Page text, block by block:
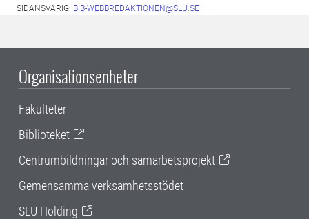
SIDANSVARIG: BIB-WEBBREDAKTIONEN@SLU.SE
Organisationsenheter
Fakulteter
Biblioteket
Centrumbildningar och samarbetsprojekt
Gemensamma verksamhetsstödet
SLU Holding